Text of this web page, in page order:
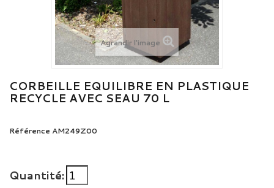
Agrandir l'image
CORBEILLE EQUILIBRE EN PLASTIQUE
RECYCLE AVEC SEAU 70 L
Référence AM249Z00
Quantité: